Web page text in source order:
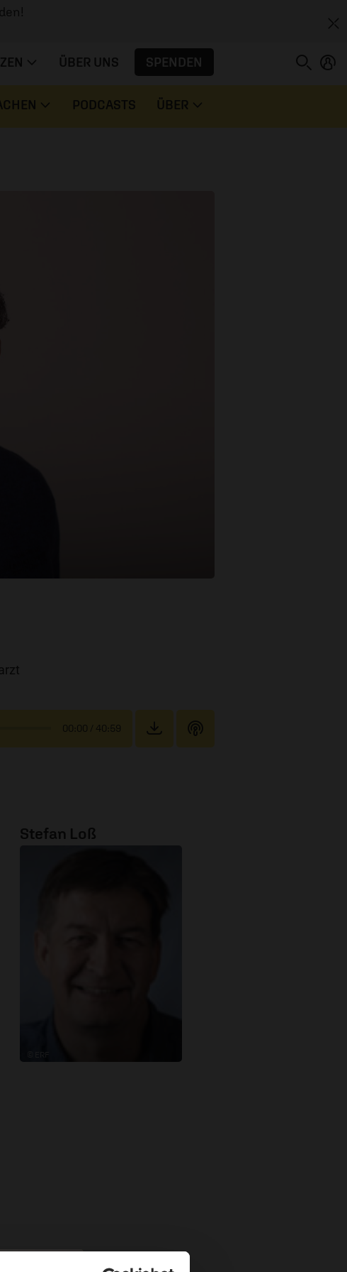
ÜBER UNS SPENDEN
PODCASTS ÜBER
00:00 / 40:59
Stefan Loß